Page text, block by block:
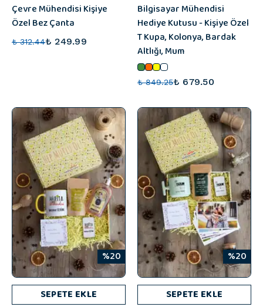
Çevre Mühendisi Kişiye
Özel Bez Çanta
₺ 312.44₺ 249.99
Bilgisayar Mühendisi
Hediye Kutusu - Kişiye Özel
T Kupa, Kolonya, Bardak
Altlığı, Mum
₺ 849.25₺ 679.50
%20
SEPETE EKLE
%20
SEPETE EKLE